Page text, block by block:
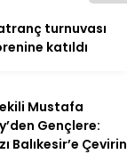
turnuvası
katıldı
Mustafa
Gençlere:
Balıkesir’e Çevirin